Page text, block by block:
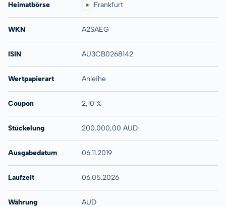
Heimatbörse Frankfurt
WKN A2SAEG
ISIN AU3CB0268142
Wertpapierart Anleihe
Coupon 2,10 %
Stückelung 200.000,00 AUD
Ausgabedatum 06.11.2019
Laufzeit 06.05.2026
Währung AUD